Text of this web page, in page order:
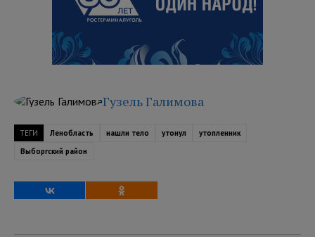
Гузель Галимова
ТЕГИ Ленобласть нашли тело утонул
утопленник
Выборгский район